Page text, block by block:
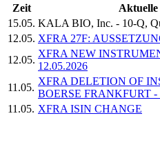
Zeit
15.05. KALA BIO, Inc. - 10-Q,
12.05. XFRA 27F:
12.05.
XFRA NEW
12.05.2026
11.05.
XFRA DELETION OF
BOERSE FRANKFURT -
11.05. XFRA ISIN CHANGE